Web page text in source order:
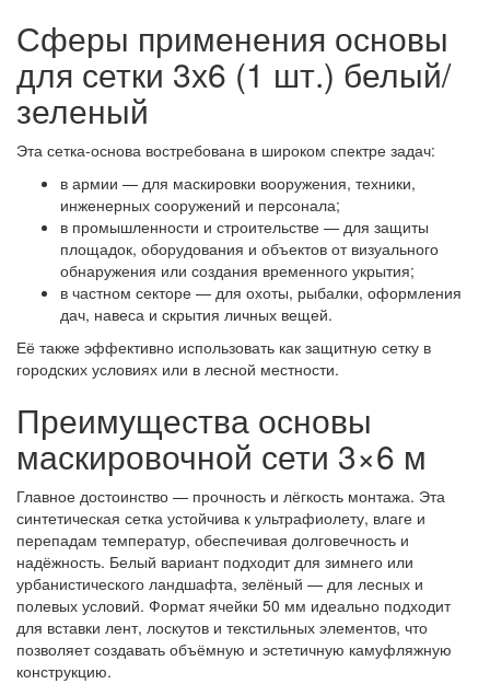
Сферы применения основы
для сетки 3х6 (1 шт.) белый/
зеленый
Эта сетка-основа востребована в широком спектре задач:
в армии — для маскировки вооружения, техники,
инженерных сооружений и персонала;
в промышленности и строительстве — для защиты
площадок, оборудования и объектов от визуального
обнаружения или создания временного укрытия;
в частном секторе — для охоты, рыбалки, оформления
дач, навеса и скрытия личных вещей.
Её также эффективно использовать как защитную сетку в
городских условиях или в лесной местности.
Преимущества основы
маскировочной сети 3×6 м
Главное достоинство — прочность и лёгкость монтажа. Эта
синтетическая сетка устойчива к ультрафиолету, влаге и
перепадам температур, обеспечивая долговечность и
надёжность. Белый вариант подходит для зимнего или
урбанистического ландшафта, зелёный — для лесных и
полевых условий. Формат ячейки 50 мм идеально подходит
для вставки лент, лоскутов и текстильных элементов, что
позволяет создавать объёмную и эстетичную камуфляжную
конструкцию.